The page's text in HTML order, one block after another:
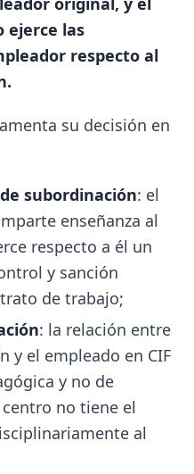
ejerce las
respecto al
su decisión en
subordinación: el
enseñanza al
respecto a él un
y sanción
de trabajo;
: la relación entre
y el empleado en CIF
y no de
no tiene el
al